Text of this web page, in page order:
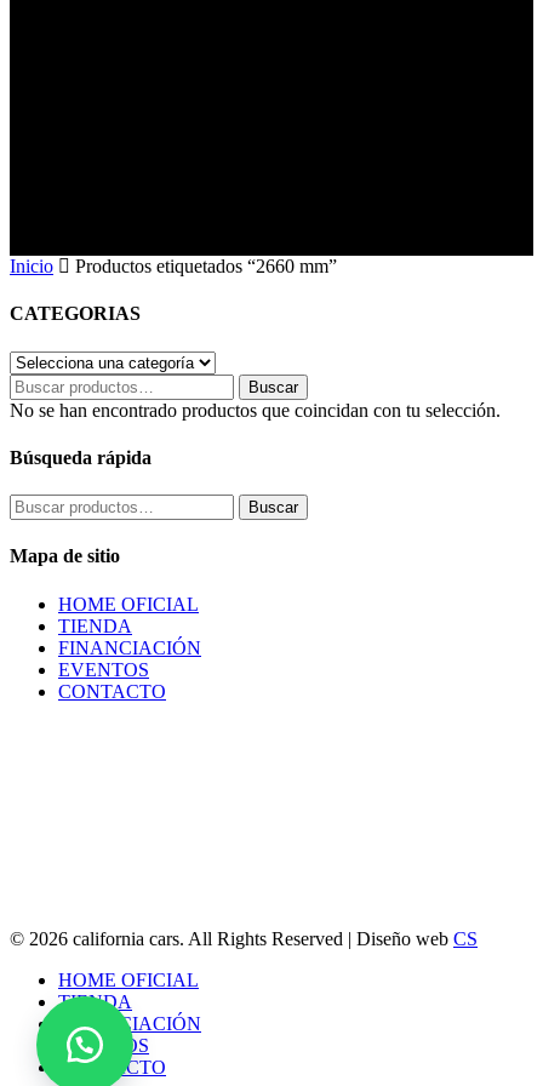
Inicio Productos etiquetados “2660 mm”
CATEGORIAS
Buscar
por:
Buscar
No se han encontrado productos que coincidan con tu selección.
Búsqueda rápida
Buscar
por:
Buscar
Mapa de sitio
HOME OFICIAL
TIENDA
FINANCIACIÓN
EVENTOS
CONTACTO
© 2026 california cars. All Rights Reserved | Diseño web CS
Close
Menu
HOME OFICIAL
TIENDA
FINANCIACIÓN
EVENTOS
CONTACTO